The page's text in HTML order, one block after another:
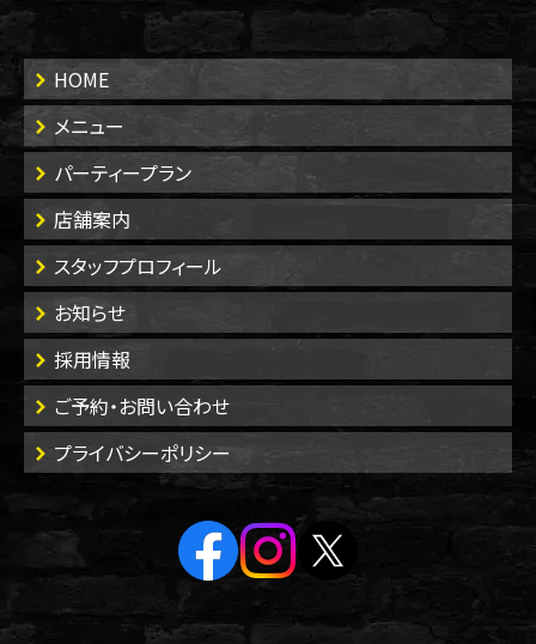
HOME
メニュー
パーティープラン
店舗案内
スタッフプロフィール
お知らせ
採用情報
ご予約・お問い合わせ
プライバシーポリシー